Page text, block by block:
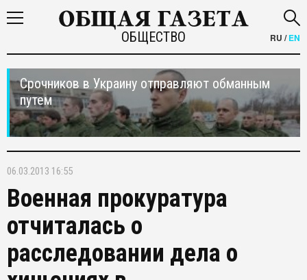
ОБЩЕСТВО RU /EN
Срочников в Украину отправляют обманным
путем
06.03.2013 16:55
Военная прокуратура
отчиталась о
расследовании дела о